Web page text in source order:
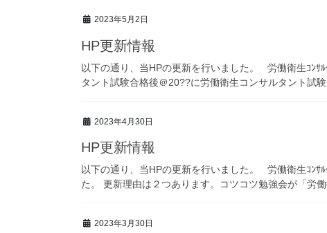
2023年5月2日
HP更新情報
以下の通り、当HPの更新を行いました。 労働衛生ｺﾝｻ
タント試験合格後＠20??に労働衛生コンサルタント試
2023年4月30日
HP更新情報
以下の通り、当HPの更新を行いました。 労働衛生ｺﾝｻ
た。 更新理由は２つあります。コツコツ勉強会が「労
2023年3月30日